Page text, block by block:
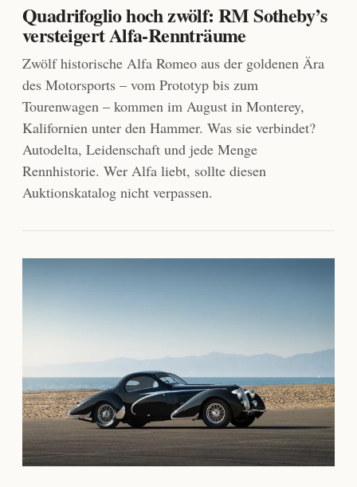
Quadrifoglio hoch zwölf: RM Sotheby’s
versteigert Alfa-Rennträume
Zwölf historische Alfa Romeo aus der goldenen Ära
des Motorsports – vom Prototyp bis zum
Tourenwagen – kommen im August in Monterey,
Kalifornien unter den Hammer. Was sie verbindet?
Autodelta, Leidenschaft und jede Menge
Rennhistorie. Wer Alfa liebt, sollte diesen
Auktionskatalog nicht verpassen.